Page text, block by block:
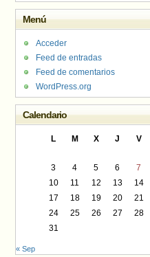
Menú
Acceder
Feed de entradas
Feed de comentarios
WordPress.org
Calendario
L M X J V
3
4 5 6 7
10
11 12 13 14
17
18 19 20 21
24
25 26 27 28
31
« Sep